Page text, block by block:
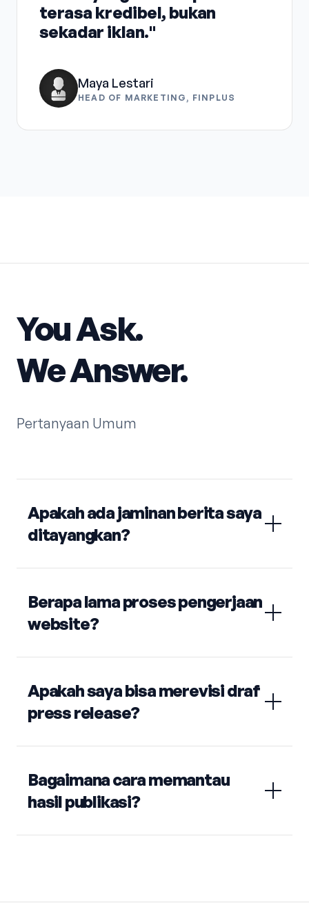
terasa kredibel, bukan
sekadar iklan."
Maya Lestari
HEAD OF MARKETING, FINPLUS
You Ask.
We Answer.
Pertanyaan Umum
Apakah ada jaminan berita saya
ditayangkan?
Berapa lama proses pengerjaan
website?
Apakah saya bisa merevisi draf
press release?
Bagaimana cara memantau
hasil publikasi?